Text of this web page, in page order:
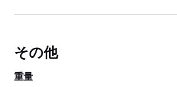
その他
重量